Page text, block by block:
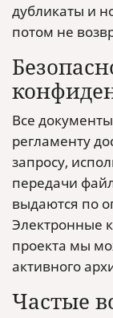
дубликаты и
потом не
Все
регламенту
запросу,
передачи
выдаются по
Электронные
проекта мы
активного
Частые